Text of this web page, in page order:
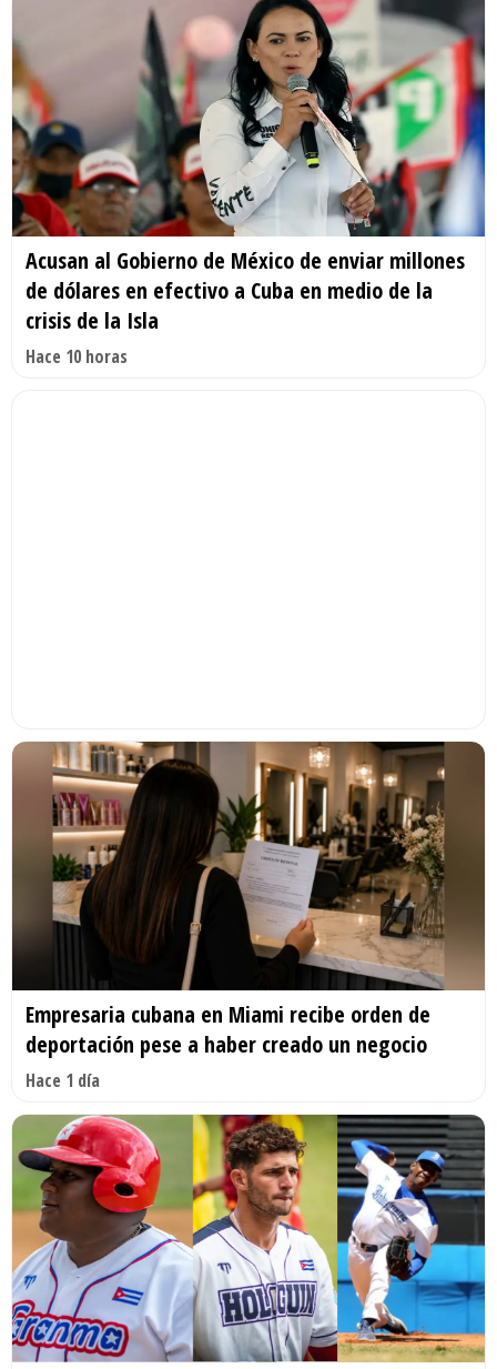
Acusan al Gobierno de México de enviar millones
de dólares en efectivo a Cuba en medio de la
crisis de la Isla
Hace 10 horas
Empresaria cubana en Miami recibe orden de
deportación pese a haber creado un negocio
Hace 1 día